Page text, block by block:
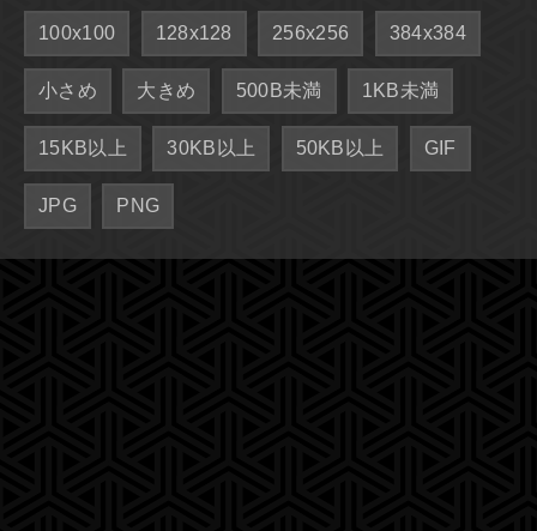
100x100 128x128 256x256 384x384
小さめ 大きめ 500B未満 1KB未満
15KB以上 30KB以上 50KB以上 GIF
JPG PNG